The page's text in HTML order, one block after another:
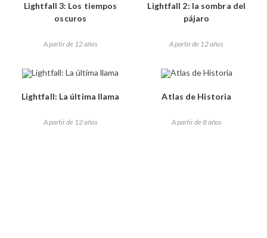
Lightfall 3: Los tiempos
oscuros
A partir de 12 años
Lightfall 2: la sombra del
pájaro
A partir de 12 años
Lightfall: La última llama
A partir de 12 años
Atlas de Historia
A partir de 8 años